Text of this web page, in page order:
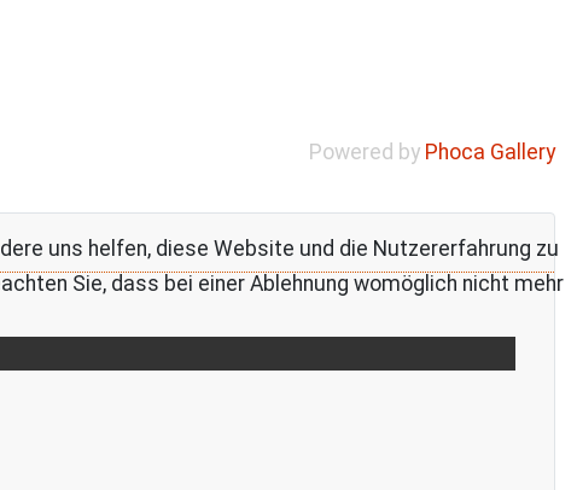
Powered by Phoca Gallery
uns helfen, diese Website und die Nutzererfahrung zu
Sie, dass bei einer Ablehnung womöglich nicht mehr